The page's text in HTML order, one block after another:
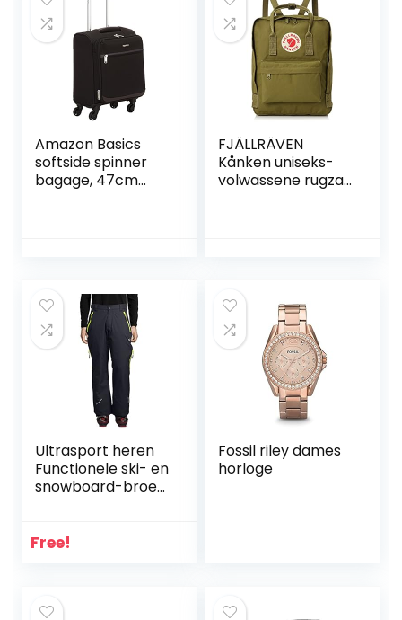
Amazon Basics
softside spinner
bagage, 47cm
FJÄLLRÄVEN
Kånken uniseks-
volwassene rugzak
Ultrasport heren
Functionele ski- en
snowboard-broek
Free!
Fossil riley dames
horloge